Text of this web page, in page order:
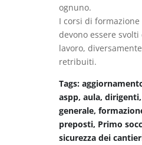
ognuno.
I corsi di
devono essere
lavoro,
retribuiti.
Tags:
aspp, aula,
generale,
preposti, Primo
sicurezza dei